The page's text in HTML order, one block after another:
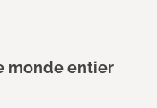
monde entier